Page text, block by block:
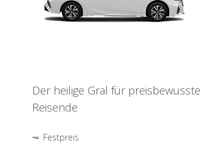
Der heilige Gral für preisbewusste
Reisende
Festpreis